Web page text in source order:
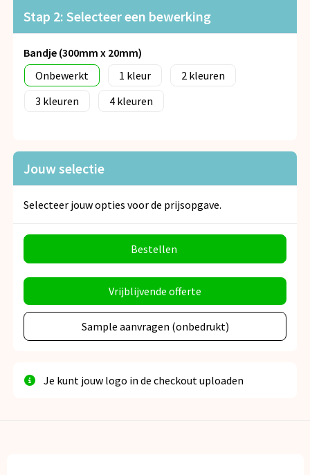
Veiligheid, Auto en Fiets
Vrije tijd en Strand
Anti-stress
Stap 2: Selecteer een bewerking
Bandje (300mm x 20mm)
Onbewerkt
1
2
3
4
Jouw selectie
Selecteer jouw opties voor de prijsopgave.
Bestellen
Vrijblijvende offerte
Sample aanvragen (onbedrukt)
Je kunt jouw logo in de checkout uploaden